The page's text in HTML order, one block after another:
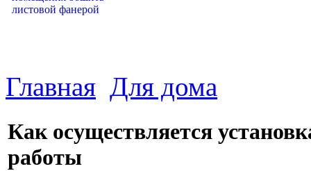
Главная Для дома
Как осуществляется
работы